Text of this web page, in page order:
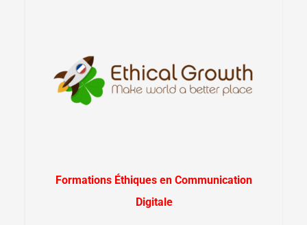
Formations Éthiques en Communication
Digitale